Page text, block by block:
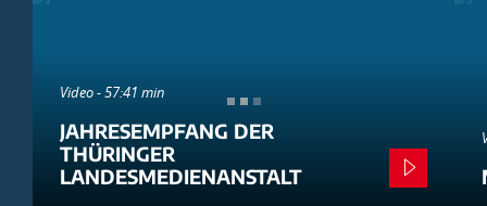
Video - 57:41 min
JAHRESEMPFANG DER
THÜRINGER
LANDESMEDIENANSTALT